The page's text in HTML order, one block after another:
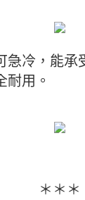
急冷，能承
用。
＊＊＊